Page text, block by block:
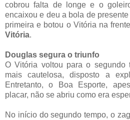
cobrou falta de longe e o
encaixou e deu a bola de presente
primeira e botou o Vitória na
Vitória.
Douglas segura o triunfo
O Vitória voltou para o segundo
mais cautelosa, disposto a
Entretanto, o Boa Esporte,
placar, não se abriu como era
No início do segundo tempo, o